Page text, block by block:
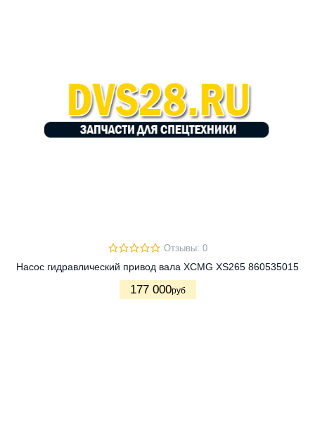
Отзывы: 0
Насос гидравлический привод вала XCMG XS265 860535015
177 000руб